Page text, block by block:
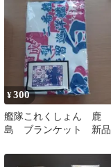
¥300
艦隊これくしょん 鹿
島 ブランケット 新品